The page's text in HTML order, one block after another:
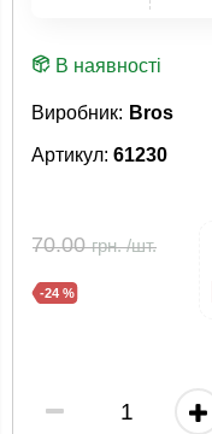
В наявності
Артикул: 61230
Виробник: Bros
70.00грн. /шт.
-24 %